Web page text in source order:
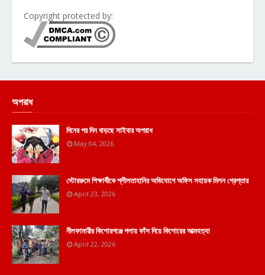
Copyright protected by:
অপরাধ
দিনের পর দিন বাড়ছে সাইবার অপরাধ
May 04, 2026
স্টোররুমে শিক্ষার্থীকে শ্লীলতাহানির অভিযোগে অফিস সহায়ক মিলন গ্রেপ্তার
April 23, 2026
নীলফামারীর কিশোরগঞ্জে গলায় ফাঁস দিয়ে কিশোরের আত্মহত্যা
April 22, 2026